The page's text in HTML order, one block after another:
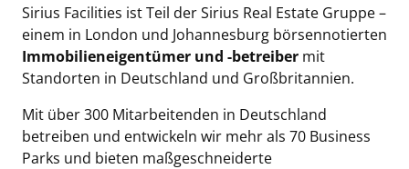
Sirius Facilities ist Teil der Sirius Real Estate Gruppe –
einem in London und Johannesburg börsennotierten
Immobilieneigentümer und -betreiber mit
Standorten in Deutschland und Großbritannien.
Mit über 300 Mitarbeitenden in Deutschland
betreiben und entwickeln wir mehr als 70 Business
Parks und bieten maßgeschneiderte